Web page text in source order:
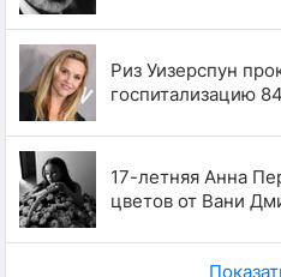
Риз Уизерспун
госпитализацию
17-летняя Анна
цветов от Вани